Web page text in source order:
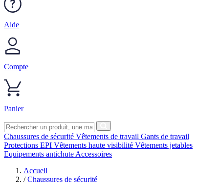
Aide
Compte
Panier
Chaussures de sécurité Vêtements de travail Gants de travail
Protections EPI Vêtements haute visibilité Vêtements jetables
Equipements antichute Accessoires
Accueil
/ Chaussures de sécurité